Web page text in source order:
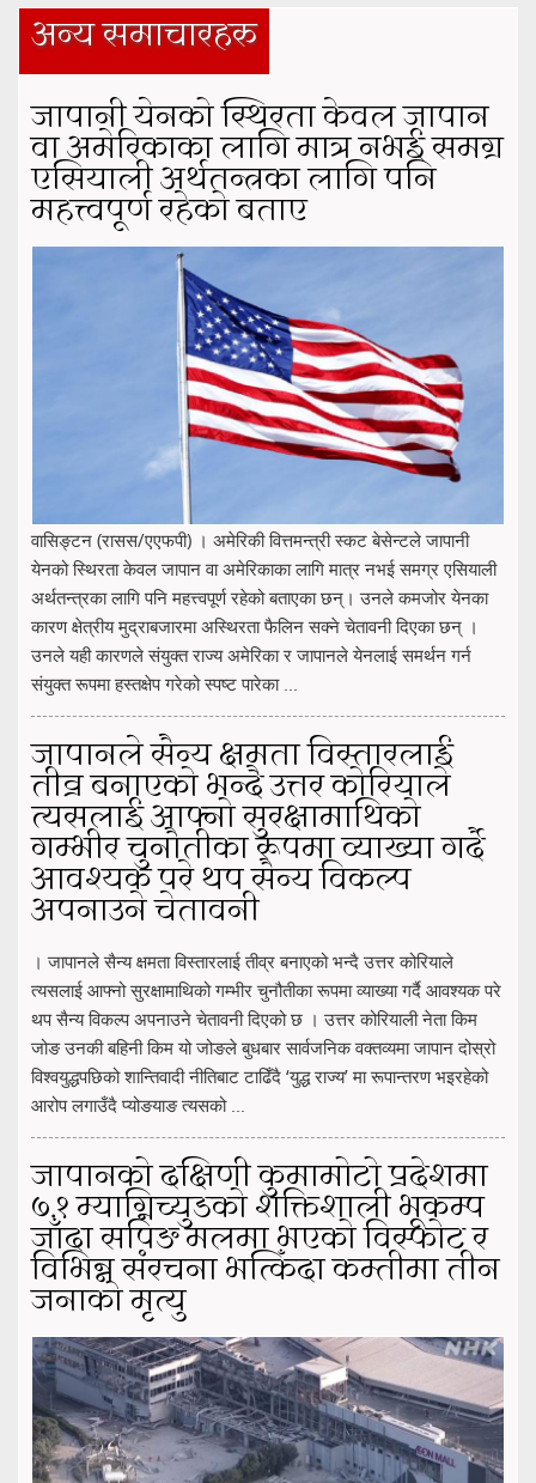
अन्य समाचारहरु
जापानी येनको स्थिरता केवल जापान
वा अमेरिकाका लागि मात्र नभई समग्र
एसियाली अर्थतन्त्रका लागि पनि
महत्त्वपूर्ण रहेको बताए
वासिङ्टन (रासस/एएफपी) । अमेरिकी वित्तमन्त्री स्कट बेसेन्टले जापानी
येनको स्थिरता केवल जापान वा अमेरिकाका लागि मात्र नभई समग्र एसियाली
अर्थतन्त्रका लागि पनि महत्त्वपूर्ण रहेको बताएका छन्। उनले कमजोर येनका
कारण क्षेत्रीय मुद्राबजारमा अस्थिरता फैलिन सक्ने चेतावनी दिएका छन् ।
उनले यही कारणले संयुक्त राज्य अमेरिका र जापानले येनलाई समर्थन गर्न
संयुक्त रूपमा हस्तक्षेप गरेको स्पष्ट पारेका ...
जापानले सैन्य क्षमता विस्तारलाई
तीव्र बनाएको भन्दै उत्तर कोरियाले
त्यसलाई आफ्नो सुरक्षामाथिको
गम्भीर चुनौतीका रूपमा व्याख्या गर्दै
आवश्यक परे थप सैन्य विकल्प
अपनाउने चेतावनी
। जापानले सैन्य क्षमता विस्तारलाई तीव्र बनाएको भन्दै उत्तर कोरियाले
त्यसलाई आफ्नो सुरक्षामाथिको गम्भीर चुनौतीका रूपमा व्याख्या गर्दै आवश्यक परे
थप सैन्य विकल्प अपनाउने चेतावनी दिएको छ । उत्तर कोरियाली नेता किम
जोङ उनकी बहिनी किम यो जोङले बुधबार सार्वजनिक वक्तव्यमा जापान दोस्रो
विश्वयुद्धपछिको शान्तिवादी नीतिबाट टाढिँदै ‘युद्ध राज्य’ मा रूपान्तरण भइरहेको
आरोप लगाउँदै प्योङयाङ त्यसको ...
जापानको दक्षिणी कुमामोटो प्रदेशमा
७.१ म्याग्निच्युडको शक्तिशाली भूकम्प
जाँदा सपिङ मलमा भएको विस्फोट र
विभिन्न संरचना भत्किँदा कम्तीमा तीन
जनाको मृत्यु